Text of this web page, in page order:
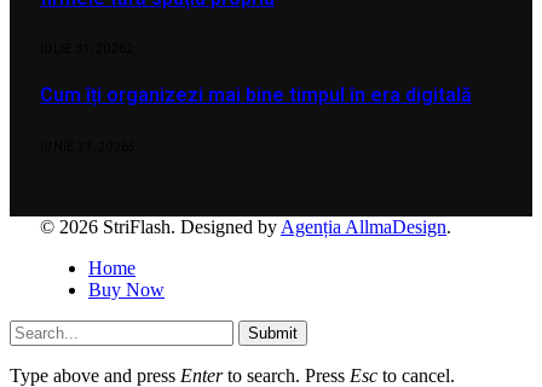
Cum îți organizezi mai bine timpul în era digitală
© 2026 StriFlash. Designed by Agenția AllmaDesign.
Home
Buy Now
Submit
Type above and press Enterto search. Press Esc to cancel.